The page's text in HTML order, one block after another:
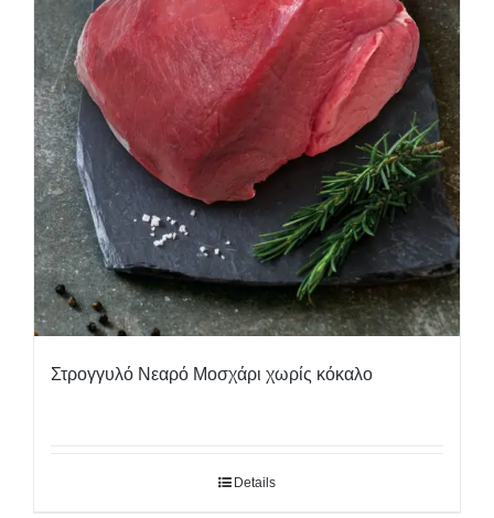
Στρογγυλό Νεαρό Μοσχάρι χωρίς κόκαλο
Details